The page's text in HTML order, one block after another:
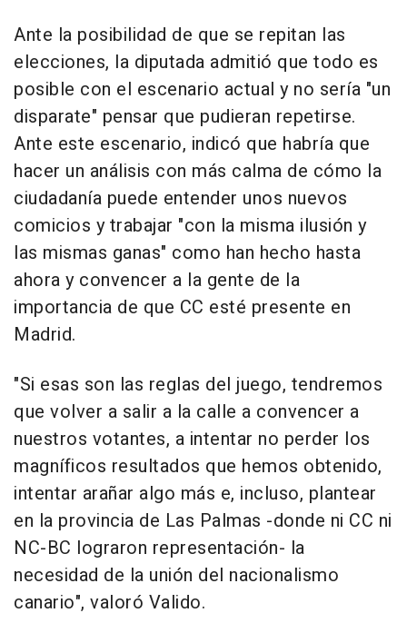
Ante la posibilidad de que se repitan las
elecciones, la diputada admitió que todo es
posible con el escenario actual y no sería "un
disparate" pensar que pudieran repetirse.
Ante este escenario, indicó que habría que
hacer un análisis con más calma de cómo la
ciudadanía puede entender unos nuevos
comicios y trabajar "con la misma ilusión y
las mismas ganas" como han hecho hasta
ahora y convencer a la gente de la
importancia de que CC esté presente en
Madrid.
"Si esas son las reglas del juego, tendremos
que volver a salir a la calle a convencer a
nuestros votantes, a intentar no perder los
magníficos resultados que hemos obtenido,
intentar arañar algo más e, incluso, plantear
en la provincia de Las Palmas -donde ni CC ni
NC-BC lograron representación- la
necesidad de la unión del nacionalismo
canario", valoró Valido.